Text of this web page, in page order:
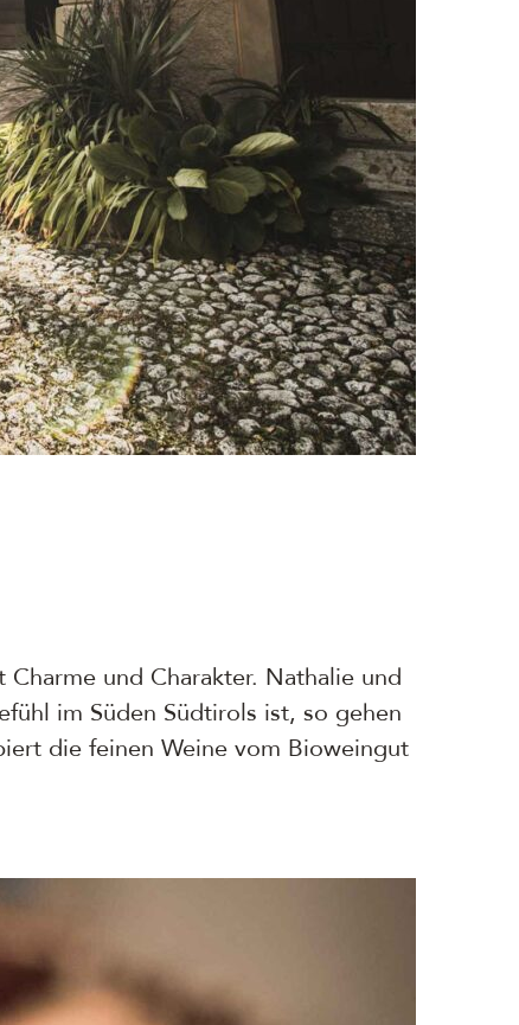
und Charakter. Nathalie und
im Süden Südtirols ist, so gehen
die feinen Weine vom Bioweingut